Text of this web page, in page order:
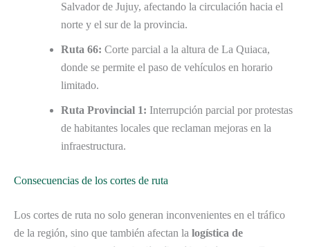
Salvador de Jujuy, afectando la circulación hacia el
norte y el sur de la provincia.
Ruta 66: Corte parcial a la altura de La Quiaca,
donde se permite el paso de vehículos en horario
limitado.
Ruta Provincial 1: Interrupción parcial por protestas
de habitantes locales que reclaman mejoras en la
infraestructura.
Consecuencias de los cortes de ruta
Los cortes de ruta no solo generan inconvenientes en el tráfico
de la región, sino que también afectan la logística de